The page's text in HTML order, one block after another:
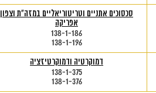
סכסוכים אתניים וטריטוריאליים במזה"ת וצפון
אפריקה
138-1-186
138-1-196
דמוקרטיה ודמוקרטיזציה
138-1-375
138-1-376